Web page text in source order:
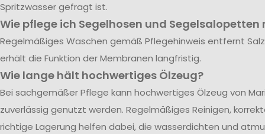
Spritzwasser gefragt ist.
Wie pflege ich Segelhosen und Segelsalopetten
Regelmäßiges Waschen gemäß Pflegehinweis entfernt
erhält die Funktion der Membranen langfristig.
Wie lange hält hochwertiges Ölzeug?
Bei sachgemäßer Pflege kann hochwertiges Ölzeug von
zuverlässig genutzt werden. Regelmäßiges Reinigen,
richtige Lagerung helfen dabei, die wasserdichten und